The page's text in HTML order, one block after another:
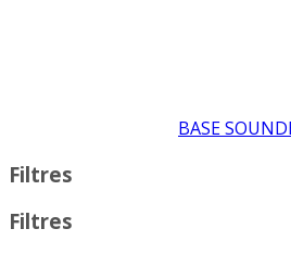
BASE
Filtres
Filtres